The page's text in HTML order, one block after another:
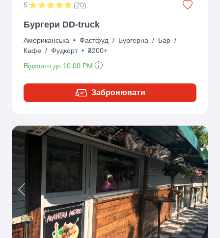
5 (20)
Бургери DD-truck
Американська • Фастфуд / Бургерна / Бар /
Кафе / Фудкорт • ₴200+
Відкрито до 10:00 PM
Забронювати
Previous Next